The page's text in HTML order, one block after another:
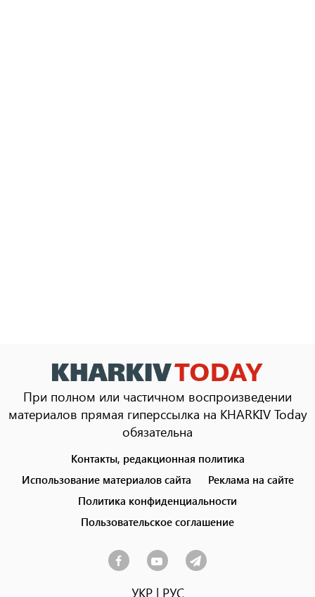
При полном или частичном воспроизведении
материалов прямая гиперссылка на KHARKIV Today
обязательна
menu
Контакты, редакционная политика
Использование материалов сайта
Реклама на сайте
Политика конфиденциальности
Пользовательское соглашение
УКР| РУС